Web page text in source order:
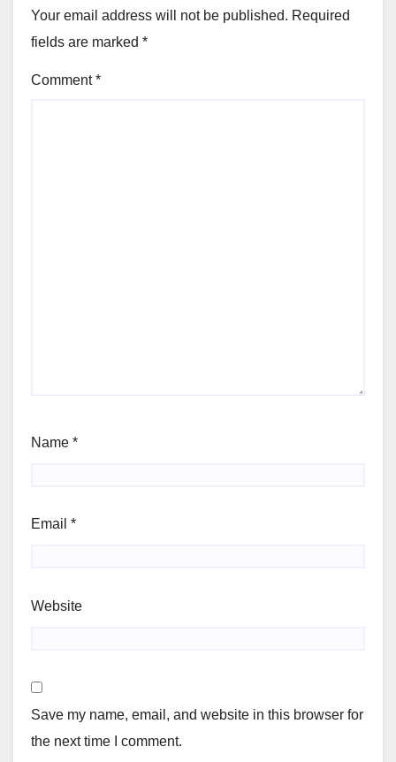
Your email address will not be published. Required
fields are marked *
Comment*
Name *
Email *
Website
Save my name, email, and website in this browser for
the next time I comment.